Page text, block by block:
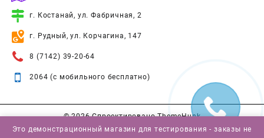
г. Костанай, ул. Фабричная, 2
г. Рудный, ул. Корчагина, 147
8 (7142) 39-20-64
2064 (с мобильного бесплатно)
© 2026Спроектировано ThemeHunk
Это демонстрационный магазин для тестирования - заказы не